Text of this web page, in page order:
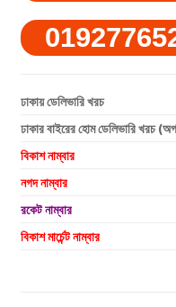
ঢাকায় ডেলিভারি খরচ
ঢাকার বাইরের হোম ডেলিভারি খরচ
বিকাশ নাম্বার
নগদ নাম্বার
রকেট নাম্বার
বিকাশ মার্চেন্ট নাম্বার